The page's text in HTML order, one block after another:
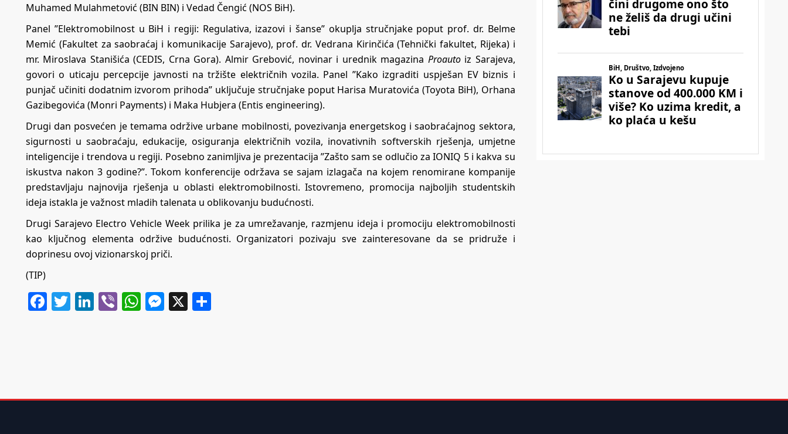
Muhamed Mulahmetović (BIN BIN) i Vedad Čengić (NOS BiH).
Panel ”Elektromobilnost u BiH i regiji: Regulativa, izazovi i šanse” okuplja stručnjake poput prof. dr. Belme
Memić (Fakultet za saobraćaj i komunikacije Sarajevo), prof. dr. Vedrana Kirinčića (Tehnički fakultet, Rijeka) i
mr. Miroslava Stanišića (CEDIS, Crna Gora). Almir Grebović, novinar i urednik magazina Proautoiz Sarajeva,
govori o uticaju percepcije javnosti na tržište električnih vozila. Panel ”Kako izgraditi uspješan EV biznis i
punjač učiniti dodatnim izvorom prihoda” uključuje stručnjake poput Harisa Muratovića (Toyota BiH), Orhana
Gazibegovića (Monri Payments) i Maka Hubjera (Entis engineering).
Drugi dan posvećen je temama održive urbane mobilnosti, povezivanja energetskog i saobraćajnog sektora,
sigurnosti u saobraćaju, edukacije, osiguranja električnih vozila, inovativnih softverskih rješenja, umjetne
inteligencije i trendova u regiji. Posebno zanimljiva je prezentacija ”Zašto sam se odlučio za IONIQ 5 i kakva su
iskustva nakon 3 godine?”. Tokom konferencije održava se sajam izlagača na kojem renomirane kompanije
predstavljaju najnovija rješenja u oblasti elektromobilnosti. Istovremeno, promocija najboljih studentskih
ideja istakla je važnost mladih talenata u oblikovanju budućnosti.
Drugi Sarajevo Electro Vehicle Week prilika je za umrežavanje, razmjenu ideja i promociju elektromobilnosti
kao ključnog elementa održive budućnosti. Organizatori pozivaju sve zainteresovane da se pridruže i
doprinesu ovoj vizionarskoj priči.
(TIP)
Facebook
Twitter
LinkedIn
ViberWhatsApp
Messenger
X